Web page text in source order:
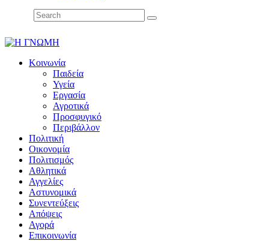
Κοινωνία
Παιδεία
Υγεία
Εργασία
Αγροτικά
Προσφυγικό
Περιβάλλον
Πολιτική
Οικονομία
Πολιτισμός
Αθλητικά
Αγγελίες
Αστυνομικά
Συνεντεύξεις
Απόψεις
Αγορά
Επικοινωνία